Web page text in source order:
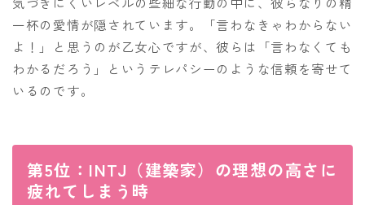
一杯の愛情が隠されています。「言わなきゃわからない
よ！」と思うのが乙女心ですが、彼らは「言わなくても
わかるだろう」というテレパシーのような信頼を寄せて
いるのです。
第5位：INTJ（建築家）の理想の高さに
疲れてしまう時